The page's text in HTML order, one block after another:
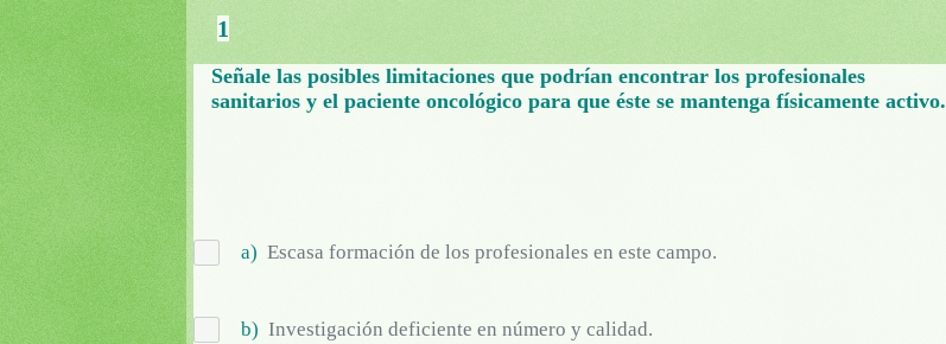
1
Señale las posibles limitaciones que podrían encontrar los profesionales
sanitarios y el paciente oncológico para que éste se mantenga físicamente activo.
a) Escasa formación de los profesionales en este campo.
b) Investigación deficiente en número y calidad.